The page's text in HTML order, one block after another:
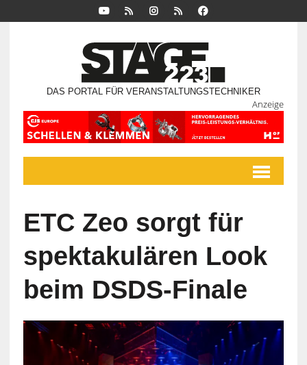
DAS PORTAL FÜR VERANSTALTUNGSTECHNIKER
Anzeige
ETC Zeo sorgt für
spektakulären Look
beim DSDS-Finale